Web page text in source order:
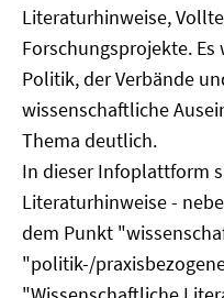
Literaturhinweise,
Forschungsprojekte.
Politik, der Verbände
wissenschaftliche
Thema deutlich.
In dieser Infoplattform
Literaturhinweise -
dem Punkt
"politik-/